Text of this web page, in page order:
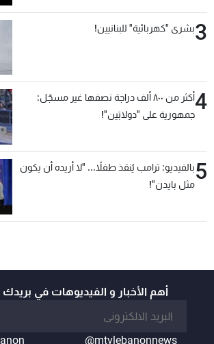
3بشرى "كهربائية" للبنانيين!
4
أكثر من ٨٠٠ ألف دراجة نصفها غير مسجّل:
جمهورية على "دولابَين"!
5بالفيديو: ترامب يُنقذ طفلاً... "لا أريده أن يكون
مثل بايدن"!
أهم الأخبار و الفيديوهات في بريدك
@mtvlebanonnews